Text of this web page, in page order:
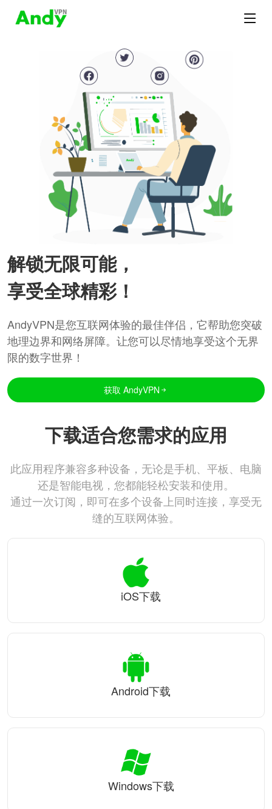
解锁无限可能，
享受全球精彩！
AndyVPN是您互联网体验的最佳伴侣，它帮助您突破
地理边界和网络屏障。让您可以尽情地享受这个无界
限的数字世界！
获取 AndyVPN
下载适合您需求的应用
此应用程序兼容多种设备，无论是手机、平板、电脑
还是智能电视，您都能轻松安装和使用。
通过一次订阅，即可在多个设备上同时连接，享受无
缝的互联网体验。
iOS下载
Android下载
Windows下载